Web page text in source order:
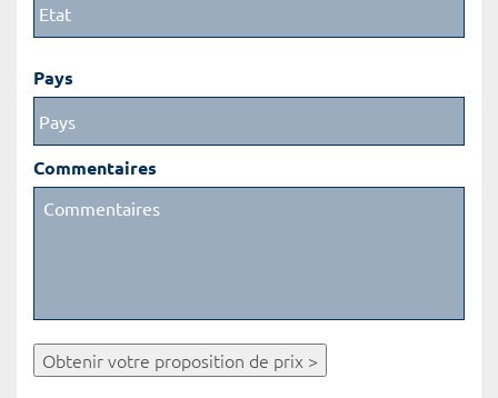
Pays
Commentaires
Obtenir votre proposition de prix >